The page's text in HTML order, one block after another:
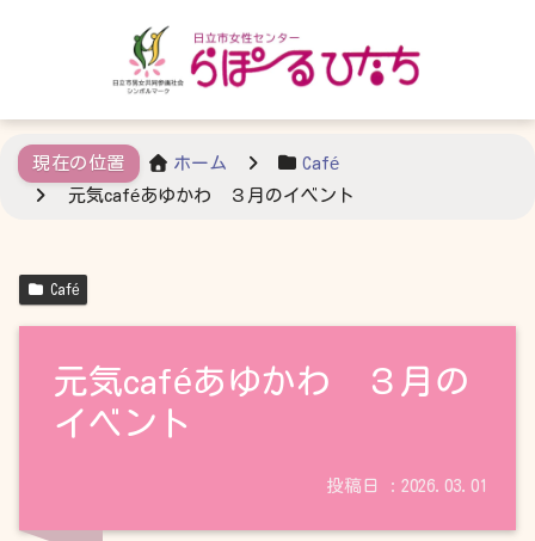
ホーム
Café
元気caféあゆかわ ３月のイベント
Café
元気caféあゆかわ ３月の
イベント
2026.03.01